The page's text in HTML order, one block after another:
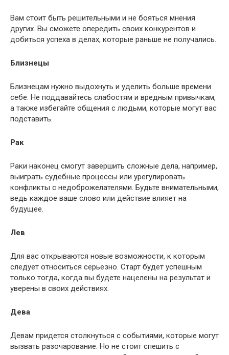
Вам стоит быть решительными и не бояться мнения
других. Вы сможете опередить своих конкурентов и
добиться успеха в делах, которые раньше не получались.
Близнецы
Близнецам нужно выдохнуть и уделить больше времени
себе. Не поддавайтесь слабостям и вредным привычкам,
а также избегайте общения с людьми, которые могут вас
подставить.
Рак
Раки наконец смогут завершить сложные дела, например,
выиграть судебные процессы или урегулировать
конфликты с недоброжелателями. Будьте внимательными,
ведь каждое ваше слово или действие влияет на
будущее.
Лев
Для вас открываются новые возможности, к которым
следует относиться серьезно. Старт будет успешным
только тогда, когда вы будете нацелены на результат и
уверены в своих действиях.
Дева
Девам придется столкнуться с событиями, которые могут
вызвать разочарование. Но не стоит спешить с